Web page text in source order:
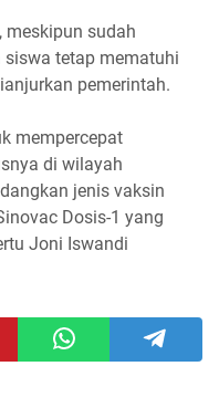
meskipun sudah
tetap mematuhi
pemerintah.
mempercepat
di wilayah
jenis vaksin
Dosis-1 yang
Joni Iswandi